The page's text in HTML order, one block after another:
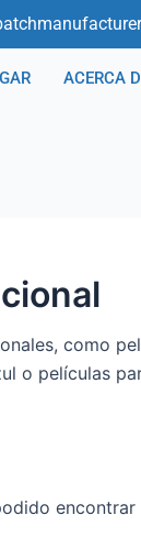
ACERCA
como
o películas